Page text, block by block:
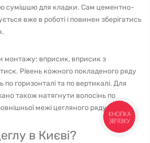
сумішшю для кладки. Сам цементно-
вже в роботі і повинен зберігатись
монтажу: вприсик, вприсик з
Рівень кожного покладеного ряду
горизонталі та по вертикалі. Для
також натягнути волосінь по
межі цегляного ряду.
в Києві?
КНОПКА
ЗВ'ЯЗКУ